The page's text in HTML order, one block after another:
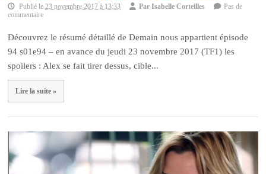
Publié le 23 novembre 2017 à 13:33 ParIsabelle Corteilles
Pas de
commentaire
Découvrez le résumé détaillé de Demain nous appartient épisode
94 s01e94 – en avance du jeudi 23 novembre 2017 (TF1) les
spoilers : Alex se fait tirer dessus, cible...
Lire la suite »